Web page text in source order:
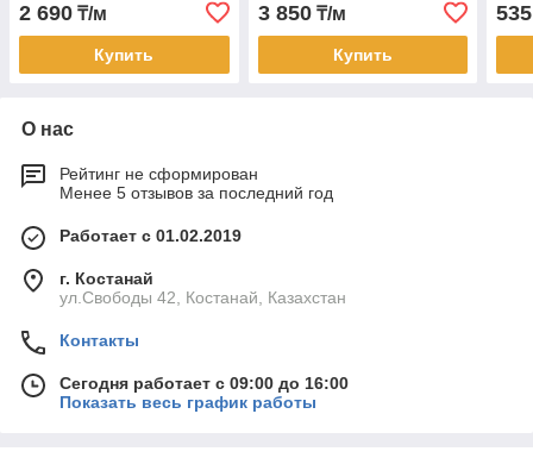
2 690 ₸/м
Купить
3 850₸/м
Купить
535
О нас
Рейтинг не сформирован
Менее 5 отзывов за последний год
Работает с 01.02.2019
г. Костанай
ул.Свободы 42, Костанай, Казахстан
Контакты
Сегодня работает с 09:00 до 16:00
Показать весь график работы